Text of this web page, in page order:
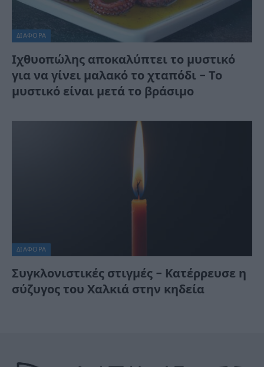
ΔΙΆΦΟΡΑ
Ιχθυοπώλης αποκαλύπτει το μυστικό
για να γίνει μαλακό το χταπόδι – Το
μυστικό είναι μετά το βράσιμο
ΔΙΆΦΟΡΑ
Συγκλονιστικές στιγμές – Κατέρρευσε η
σύζυγος του Χαλκιά στην κηδεία